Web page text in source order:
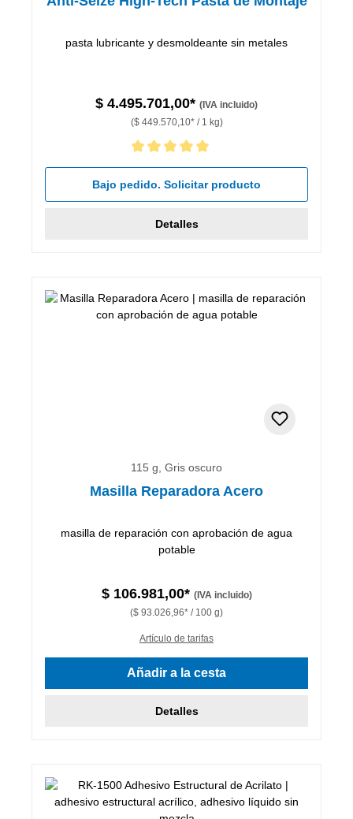
pasta lubricante y desmoldeante sin metales
$ 4.495.701,00* (IVA incluido)
($ 449.570,10* / 1 kg)
Calificación promedio de 5 de 5 estrellas
Bajo pedido. Solicitar producto
Detalles
115 g, Gris oscuro
Masilla Reparadora Acero
masilla de reparación con aprobación de agua
potable
$ 106.981,00* (IVA incluido)
($ 93.026,96* / 100 g)
Artículo de tarifas
Añadir a la cesta
Detalles